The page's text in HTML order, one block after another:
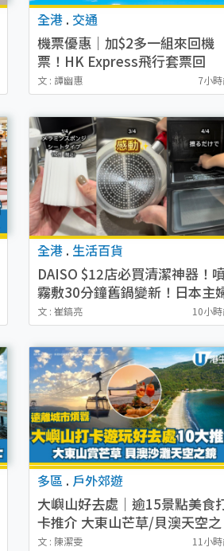
全港 . 交通
機票優惠｜加$2多一組來回機
票！HK Express飛行套票回
歸！$450起飛三次 日韓台泰中
任選航點！
文 : 譚幽惠 7小
全港 . 生活百貨
DAISO $12店必買清潔神器！
霧敷30分鐘舊鍋變新！日本主
瘋搶9大好物
文 : 崔鎬亮 10小
多區 . 戶外郊遊
大嶼山好去處｜逾15景點美食
卡推介 大東山芒草/貝澳天空之
鏡/心經簡林
文 : 陳潔雯 11小